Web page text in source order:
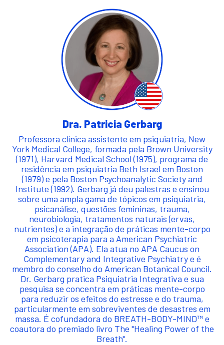
Dra. Patricia Gerbarg
Professora clínica assistente em psiquiatria, New
York Medical College, formada pela Brown University
(1971), Harvard Medical School (1975), programa de
residência em psiquiatria Beth Israel em Boston
(1979) e pela Boston Psychoanalytic Society and
Institute (1992). Gerbarg já deu palestras e ensinou
sobre uma ampla gama de tópicos em psiquiatria,
psicanálise, questões femininas, trauma,
neurobiologia, tratamentos naturais (ervas,
nutrientes) e a integração de práticas mente-corpo
em psicoterapia para a American Psychiatric
Association (APA). Ela atua no APA Caucus on
Complementary and Integrative Psychiatry e é
membro do conselho do American Botanical Council.
Dr. Gerbarg pratica Psiquiatria Integrativa e sua
pesquisa se concentra em práticas mente-corpo
para reduzir os efeitos do estresse e do trauma,
particularmente em sobreviventes de desastres em
massa. É cofundadora do BREATH-BODY-MIND™ e
coautora do premiado livro The "Healing Power of the
Breath".